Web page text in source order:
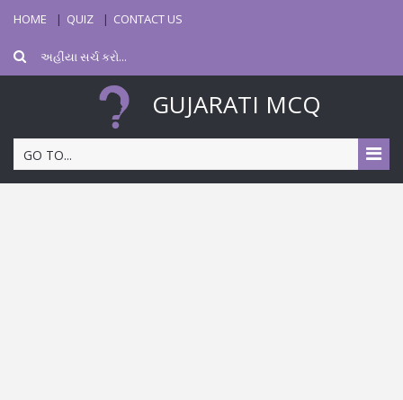
HOME QUIZ CONTACT US
GUJARATI MCQ
GO TO...